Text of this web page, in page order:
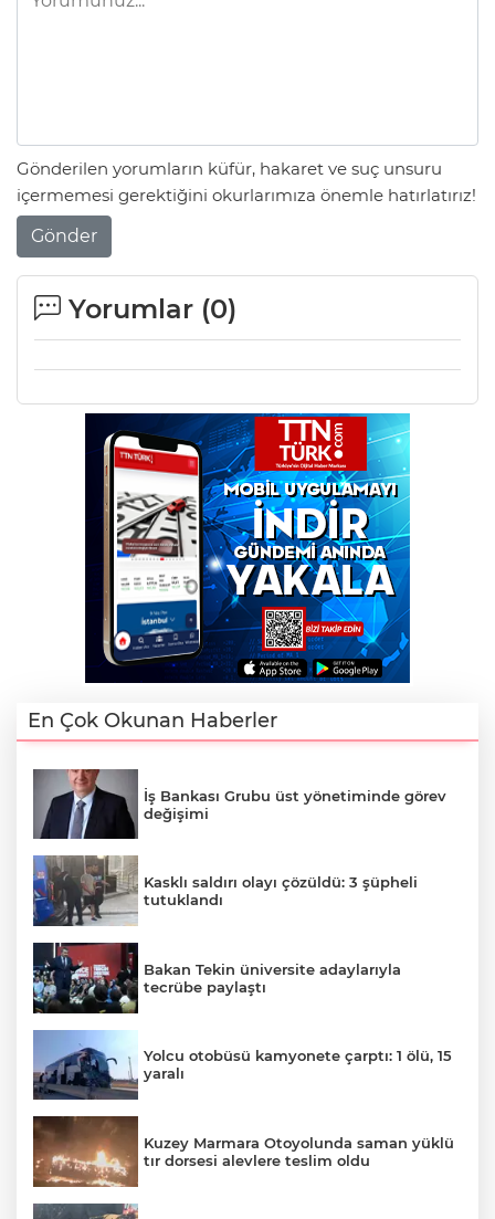
Gönderilen yorumların küfür, hakaret ve suç unsuru
içermemesi gerektiğini okurlarımıza önemle hatırlatırız!
Gönder
Yorumlar (0)
En Çok Okunan Haberler
İş Bankası Grubu üst yönetiminde görev
değişimi
Kasklı saldırı olayı çözüldü: 3 şüpheli
tutuklandı
Bakan Tekin üniversite adaylarıyla
tecrübe paylaştı
Yolcu otobüsü kamyonete çarptı: 1 ölü, 15
yaralı
Kuzey Marmara Otoyolunda saman yüklü
tır dorsesi alevlere teslim oldu